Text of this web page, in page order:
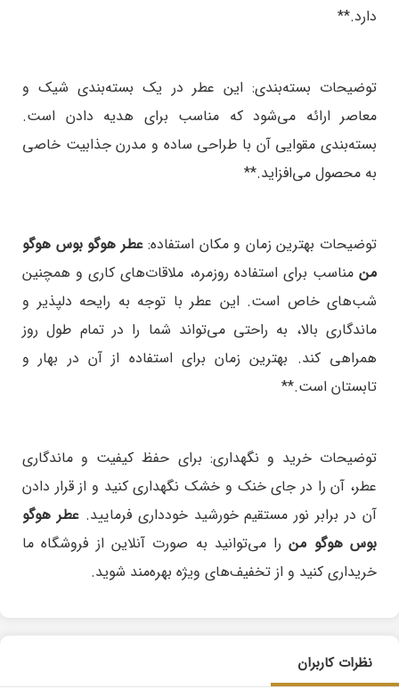
دارد.**
توضیحات بسته‌بندی: این عطر در یک بسته‌بندی شیک و
معاصر ارائه می‌شود که مناسب برای هدیه دادن است.
بسته‌بندی مقوایی آن با طراحی ساده و مدرن جذابیت خاصی
به محصول می‌افزاید.**
توضیحات بهترین زمان و مکان استفاده:عطر هوگو بوس هوگو
من مناسب برای استفاده روزمره، ملاقات‌های کاری و همچنین
شب‌های خاص است. این عطر با توجه به رایحه دلپذیر و
ماندگاری بالا، به راحتی می‌تواند شما را در تمام طول روز
همراهی کند. بهترین زمان برای استفاده از آن در بهار و
تابستان است.**
توضیحات خرید و نگهداری: برای حفظ کیفیت و ماندگاری
عطر، آن را در جای خنک و خشک نگهداری کنید و از قرار دادن
آن در برابر نور مستقیم خورشید خودداری فرمایید.عطر هوگو
بوس هوگو منرا می‌توانید به صورت آنلاین از فروشگاه ما
خریداری کنید و از تخفیف‌های ویژه بهره‌مند شوید.
نظرات کاربران